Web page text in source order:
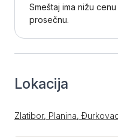
Smeštaj ima nižu
prosečnu.
Lokacija
Zlatibor, Planina,